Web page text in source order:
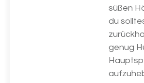
süßen
du
genug